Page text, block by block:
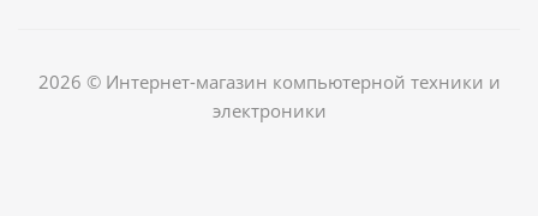
2026 © Интернет-магазин компьютерной техники и
электроники